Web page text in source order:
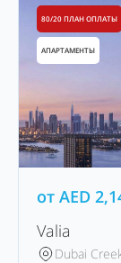
80/20 ПЛАН ОПЛАТЫ
АПАРТАМЕНТЫ
от AED
Valia
Dubai